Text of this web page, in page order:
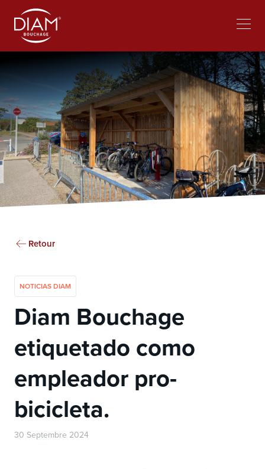
language
Retour
NOTICIAS DIAM
Diam Bouchage
etiquetado como
empleador pro-
bicicleta.
30 Septembre 2024